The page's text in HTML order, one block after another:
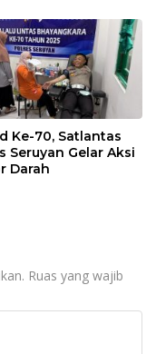
Ke-70, Satlantas
Seruyan Gelar Aksi
Darah
Ruas yang wajib